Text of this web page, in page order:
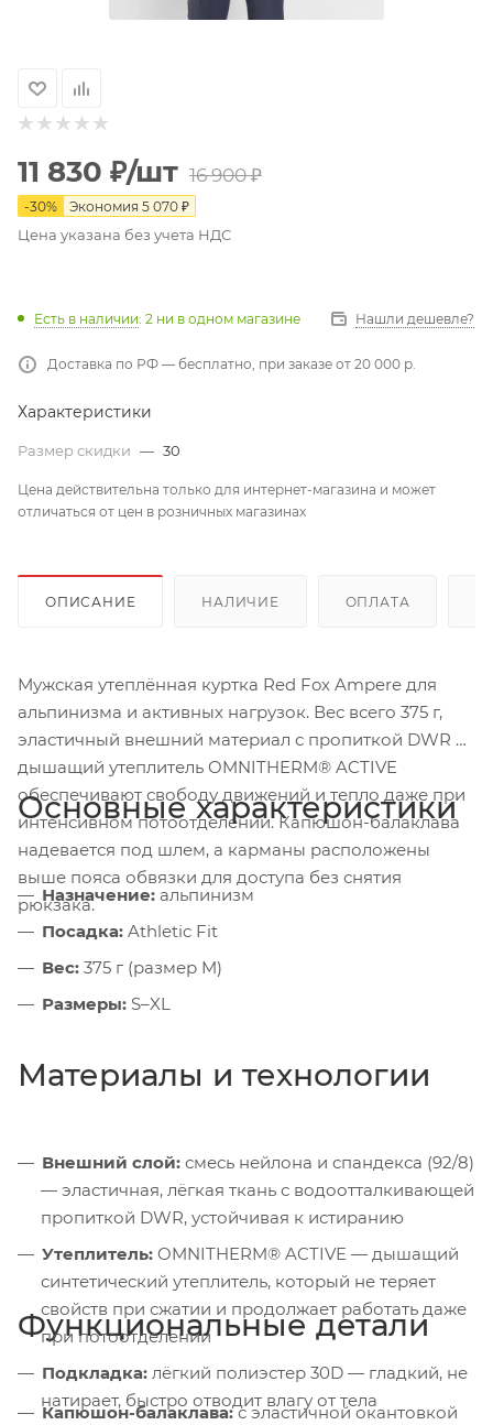
11 830 ₽/шт 16 900₽
-30% Экономия 5 070 ₽
Цена указана без учета НДС
Есть в наличии: 2 ни в одном магазине Нашли дешевле?
Доставка по РФ — бесплатно, при заказе от 20 000 р.
Характеристики
Размер скидки — 30
Цена действительна только для интернет-магазина и может
отличаться от цен в розничных магазинах
ОПИСАНИЕ НАЛИЧИЕ ОПЛАТА
Мужская утеплённая куртка Red Fox Ampere для
альпинизма и активных нагрузок. Вес всего 375 г,
эластичный внешний материал с пропиткой DWR и
дышащий утеплитель OMNITHERM® ACTIVE
обеспечивают свободу движений и тепло даже при
интенсивном потоотделении. Капюшон-балаклава
надевается под шлем, а карманы расположены
выше пояса обвязки для доступа без снятия
рюкзака.
Основные характеристики
Назначение: альпинизм
Посадка: Athletic Fit
Вес: 375 г (размер M)
Размеры: S–XL
Материалы и технологии
Внешний слой: смесь нейлона и спандекса (92/8)
— эластичная, лёгкая ткань с водоотталкивающей
пропиткой DWR, устойчивая к истиранию
Утеплитель: OMNITHERM® ACTIVE — дышащий
синтетический утеплитель, который не теряет
свойств при сжатии и продолжает работать даже
при потоотделении
Подкладка: лёгкий полиэстер 30D — гладкий, не
натирает, быстро отводит влагу от тела
Функциональные детали
Капюшон-балаклава:с эластичной окантовкой